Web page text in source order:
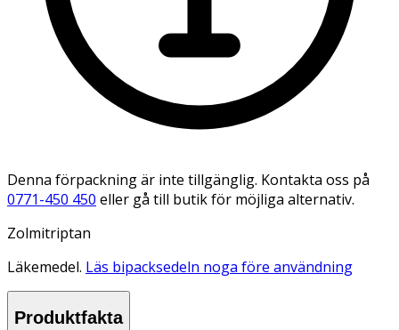
Denna förpackning är inte tillgänglig. Kontakta oss på
0771-450 450 eller gå till butik för möjliga alternativ.
Zolmitriptan
Läkemedel. Läs bipacksedeln noga före användning
Produktfakta